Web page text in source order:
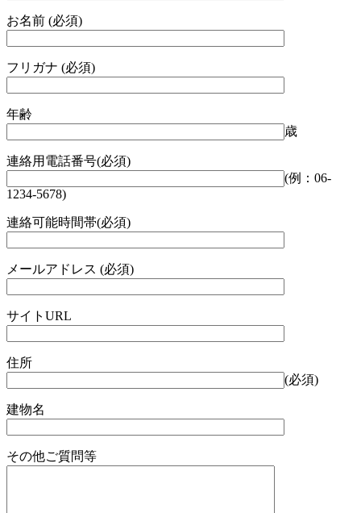
お名前 (必須)
フリガナ (必須)
年齢
歳
連絡用電話番号(必須)
(例：06-
1234-5678)
連絡可能時間帯(必須)
メールアドレス (必須)
サイトURL
住所
(必須)
建物名
その他ご質問等